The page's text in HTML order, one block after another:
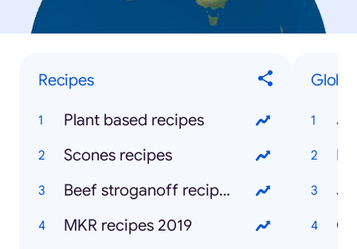
Recipes
Plant based recipes
Scones recipes
Beef stroganoff recipes
MKR recipes 2019